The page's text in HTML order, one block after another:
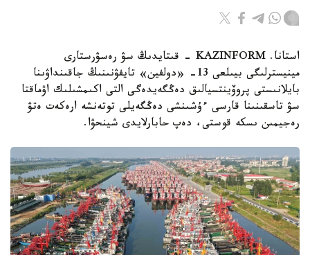
استانا. KAZINFORM - قىتايدىڭ سۋ رەسۋرستارى
مينيسترلىگى بيىلعى 13- «دولفين» تايفۋنىنىڭ جاقىنداۋىنا
بايلانىستى پروۆينتسيالىق دەڭگەيدەگى التى اكىمشىلىك اۋماقتا
سۋ تاسقىنىنا قارسى ءۇشىنشى دەڭگەيلى توتەنشە ارەكەت ەتۋ
رەجيمىن ىسكە قوستى، دەپ حابارلايدى شينحۋا.